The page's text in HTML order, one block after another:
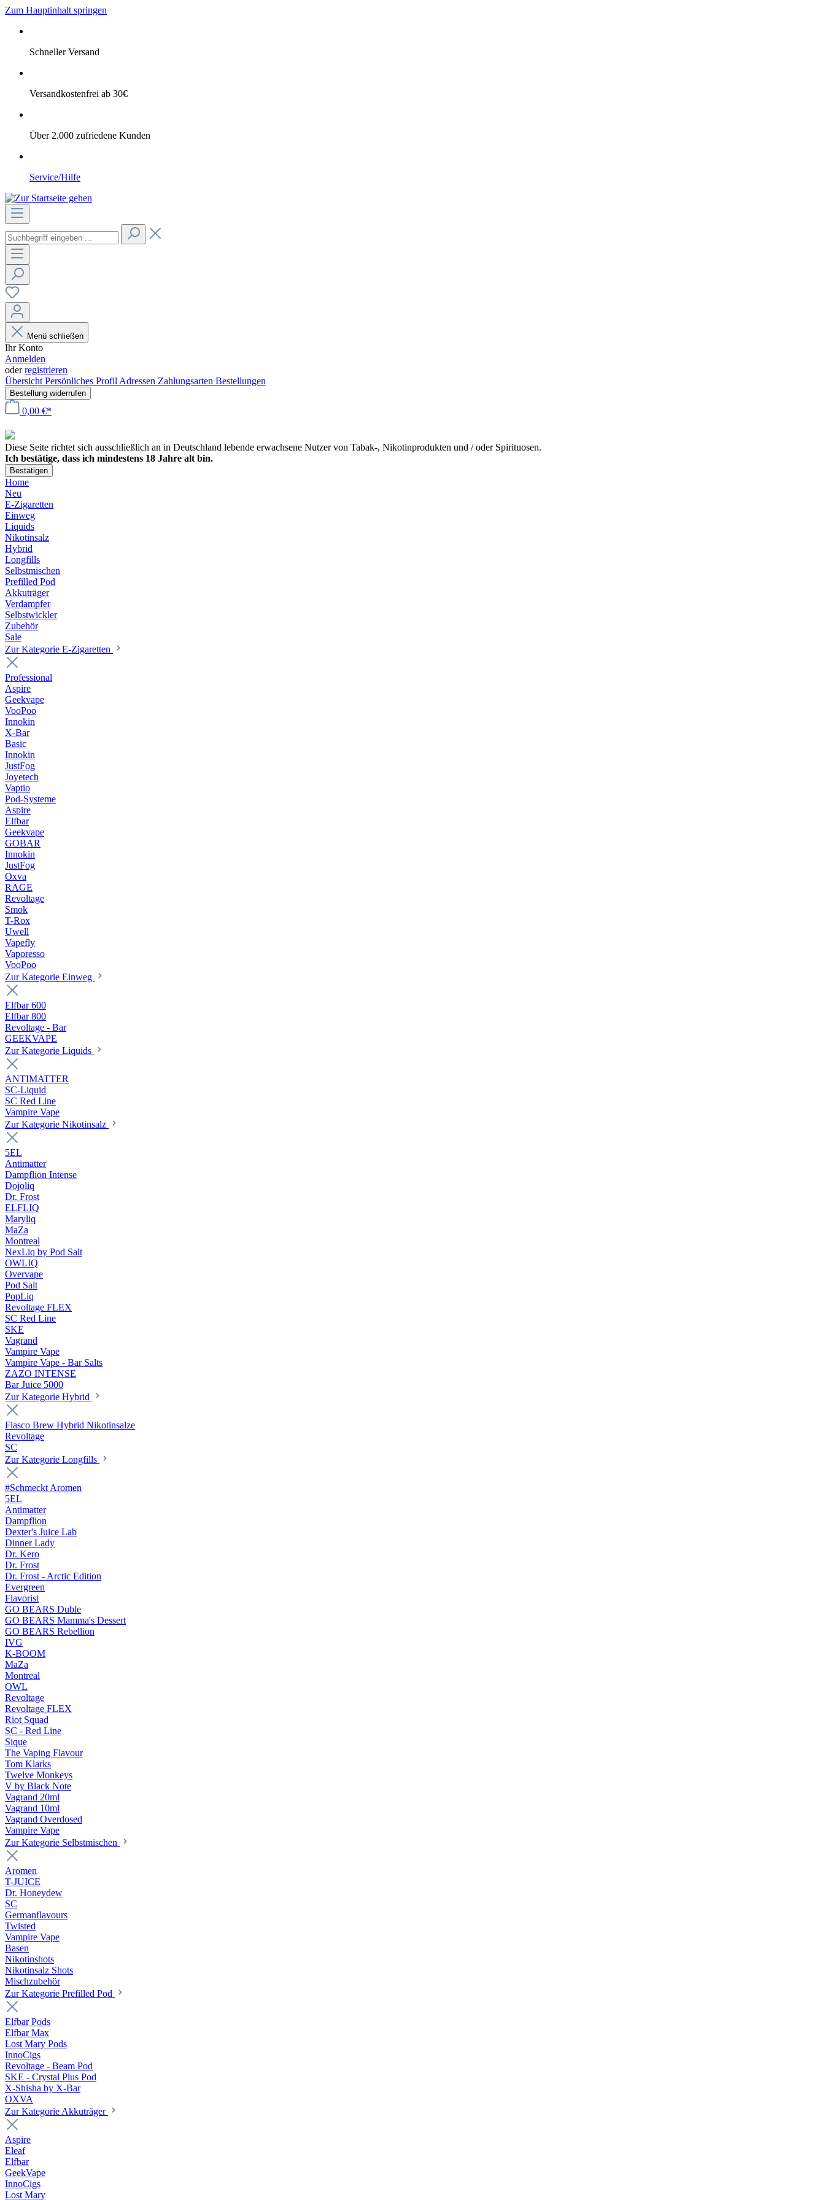
Zum Hauptinhalt springen
Schneller Versand
Versandkostenfrei ab 30€
Über 2.000 zufriedene Kunden
Service/Hilfe
Menü schließen
Ihr Konto
Anmelden
oderregistrieren
Übersicht Persönliches Profil Adressen Zahlungsarten Bestellungen
Bestellung widerrufen
0,00 €*
Diese Seite richtet sich ausschließlich an in Deutschland lebende erwachsene Nutzer von Tabak-, Nikotinprodukten und / oder Spirituosen.
Ich bestätige, dass ich mindestens 18 Jahre alt bin.
Bestätigen
Home
Neu
E-Zigaretten
Einweg
Liquids
Nikotinsalz
Hybrid
Longfills
Selbstmischen
Prefilled Pod
Akkuträger
Verdampfer
Selbstwickler
Zubehör
Sale
Zur Kategorie E-Zigaretten
Professional
Aspire
Geekvape
VooPoo
Innokin
X-Bar
Basic
Innokin
JustFog
Joyetech
Vaptio
Pod-Systeme
Aspire
Elfbar
Geekvape
GOBAR
Innokin
JustFog
Oxva
RAGE
Revoltage
Smok
T-Rox
Uwell
Vapefly
Vaporesso
VooPoo
Zur Kategorie Einweg
Elfbar 600
Elfbar 800
Revoltage - Bar
GEEKVAPE
Zur Kategorie Liquids
ANTIMATTER
SC-Liquid
SC Red Line
Vampire Vape
Zur Kategorie Nikotinsalz
5EL
Antimatter
Dampflion Intense
Dojoliq
Dr. Frost
ELFLIQ
Maryliq
MaZa
Montreal
NexLiq by Pod Salt
OWLIQ
Overvape
Pod Salt
PopLiq
Revoltage FLEX
SC Red Line
SKE
Vagrand
Vampire Vape
Vampire Vape - Bar Salts
ZAZO INTENSE
Bar Juice 5000
Zur Kategorie Hybrid
Fiasco Brew Hybrid Nikotinsalze
Revoltage
SC
Zur Kategorie Longfills
#Schmeckt Aromen
5EL
Antimatter
Dampflion
Dexter's Juice Lab
Dinner Lady
Dr. Kero
Dr. Frost
Dr. Frost - Arctic Edition
Evergreen
Flavorist
GO BEARS Duble
GO BEARS Mamma's Dessert
GO BEARS Rebellion
IVG
K-BOOM
MaZa
Montreal
OWL
Revoltage
Revoltage FLEX
Riot Squad
SC - Red Line
Sique
The Vaping Flavour
Tom Klarks
Twelve Monkeys
V by Black Note
Vagrand 20ml
Vagrand 10ml
Vagrand Overdosed
Vampire Vape
Zur Kategorie Selbstmischen
Aromen
T-JUICE
Dr. Honeydew
SC
Germanflavours
Twisted
Vampire Vape
Basen
Nikotinshots
Nikotinsalz Shots
Mischzubehör
Zur Kategorie Prefilled Pod
Elfbar Pods
Elfbar Max
Lost Mary Pods
InnoCigs
Revoltage - Beam Pod
SKE - Crystal Plus Pod
X-Shisha by X-Bar
OXVA
Zur Kategorie Akkuträger
Aspire
Eleaf
Elfbar
GeekVape
InnoCigs
Lost Mary